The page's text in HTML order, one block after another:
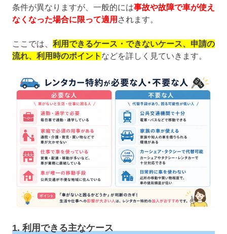
条件が異なりますが、一般的には事故や故障で車が使え
なくなった場合に限って適用 されます。
ここでは、 利用できるケース・できないケース、申請の
流れ、利用時のポイント などを詳しく見ていきます。
1. 利用できる主なケース